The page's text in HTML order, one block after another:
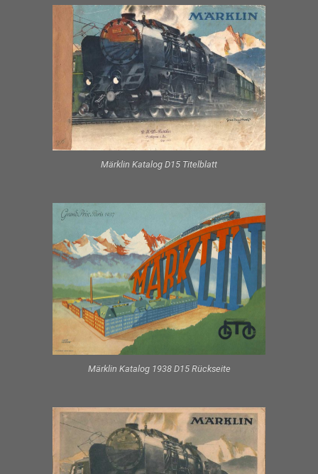
Märklin Katalog D15 Titelblatt
Märklin Katalog 1938 D15 Rückseite